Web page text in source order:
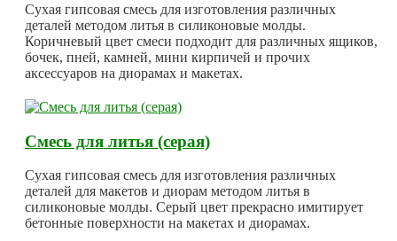
Сухая гипсовая смесь для изготовления различных
деталей методом литья в силиконовые молды.
Коричневый цвет смеси подходит для различных ящиков,
бочек, пней, камней, мини кирпичей и прочих
аксессуаров на диорамах и макетах.
Смесь для литья (серая)
Сухая гипсовая смесь для изготовления различных
деталей для макетов и диорам методом литья в
силиконовые молды. Серый цвет прекрасно имитирует
бетонные поверхности на макетах и диорамах.